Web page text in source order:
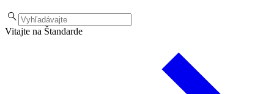
Vitajte na Štandarde